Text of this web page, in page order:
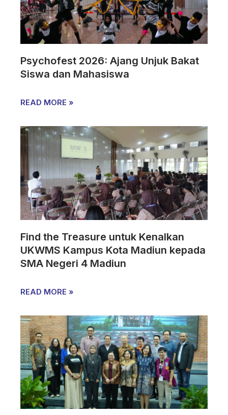
Psychofest 2026: Ajang Unjuk Bakat
Siswa dan Mahasiswa
READ MORE »
Find the Treasure untuk Kenalkan
UKWMS Kampus Kota Madiun kepada
SMA Negeri 4 Madiun
READ MORE »